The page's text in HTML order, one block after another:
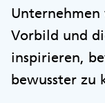
Vorbild und
inspirieren,
bewusster zu